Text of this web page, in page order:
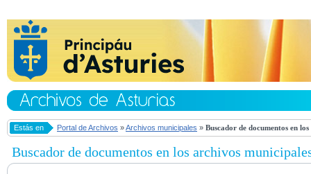
Estás en Portal de Archivos »Archivos municipales » Buscador de documentos en
Buscador de documentos en los archivos